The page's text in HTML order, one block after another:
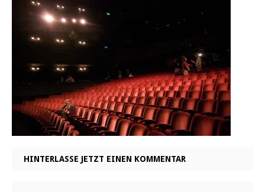
HINTERLASSE JETZT EINEN KOMMENTAR